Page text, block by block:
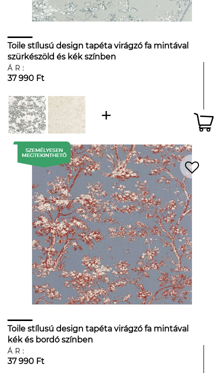
Toile stílusú design tapéta virágzó fa mintával
szürkészöld és kék színben
ÁR:
37 990 Ft
Toile stílusú design tapéta virágzó fa mintával
kék és bordó színben
ÁR:
37 990 Ft